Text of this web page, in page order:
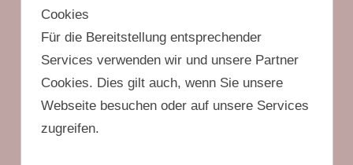
Cookies
Für die Bereitstellung entsprechender
Services verwenden wir und unsere Partner
Cookies. Dies gilt auch, wenn Sie unsere
Webseite besuchen oder auf unsere Services
zugreifen.